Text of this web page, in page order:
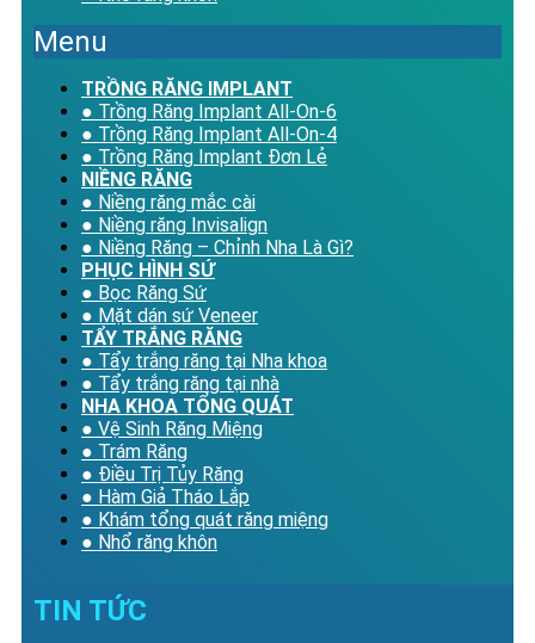
Menu
TRỒNG RĂNG IMPLANT
● Trồng Răng Implant All-On-6
● Trồng Răng Implant All-On-4
● Trồng Răng Implant Đơn Lẻ
NIỀNG RĂNG
● Niềng răng mắc cài
● Niềng răng Invisalign
● Niềng Răng – Chỉnh Nha Là Gì?
PHỤC HÌNH SỨ
● Bọc Răng Sứ
● Mặt dán sứ Veneer
TẨY TRẮNG RĂNG
● Tẩy trắng răng tại Nha khoa
● Tẩy trắng răng tại nhà
NHA KHOA TỔNG QUÁT
● Vệ Sinh Răng Miệng
● Trám Răng
● Điều Trị Tủy Răng
● Hàm Giả Tháo Lắp
● Khám tổng quát răng miệng
● Nhổ răng khôn
TIN TỨC